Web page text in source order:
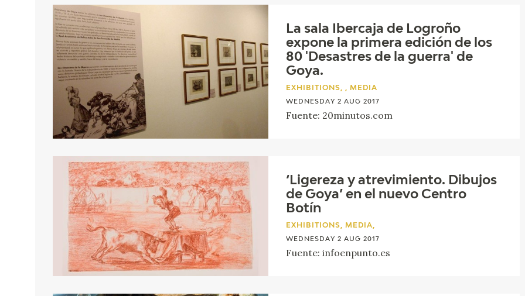
La sala Ibercaja de Logroño
expone la primera edición de los
80 'Desastres de la guerra' de
Goya.
EXHIBITIONS, , MEDIA
WEDNESDAY 2 AUG 2017
Fuente: 20minutos.com
‘Ligereza y atrevimiento. Dibujos
de Goya’ en el nuevo Centro
Botín
EXHIBITIONS, MEDIA,
WEDNESDAY 2 AUG 2017
Fuente: infoenpunto.es